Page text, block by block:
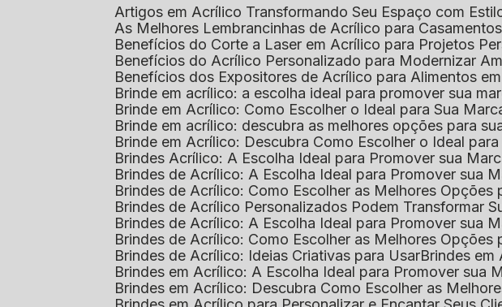
Artigos em Acrílico Transformando Seu Espaço com
As Melhores Lembrancinhas de Acrílico para
Benefícios do Corte a Laser em Acrílico para Projetos
Benefícios do Acrílico Personalizado para Modernizar
Benefícios dos Expositores de Acrílico para Alimentos
Brinde em acrílico: a escolha ideal para promover sua
Brinde em Acrílico: Como Escolher o Ideal para Sua
Brinde em acrílico: descubra as melhores opções para
Brinde em Acrílico: Descubra Como Escolher o Ideal
Brindes Acrílico: A Escolha Ideal para Promover sua
Brindes de Acrílico: A Escolha Ideal para Promover sua
Brindes de Acrílico: Como Escolher as Melhores
Brindes de Acrílico Personalizados Podem Transformar
Brindes de Acrílico: A Escolha Ideal para Promover sua
Brindes de Acrílico: Como Escolher as Melhores
Brindes de Acrílico: Ideias Criativas para Usar
Brindes
Brindes em Acrílico: A Escolha Ideal para Promover sua
Brindes em Acrílico: Descubra Como Escolher as